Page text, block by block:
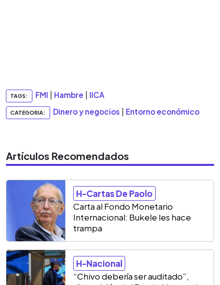
TAGS: FMI Hambre IICA
CATEGORIA: Dinero y negocios Entorno económico
Artículos Recomendados
H-Cartas De Paolo
Carta al Fondo Monetario
Internacional: Bukele les hace
trampa
H-Nacional
“Chivo debería ser auditado”,